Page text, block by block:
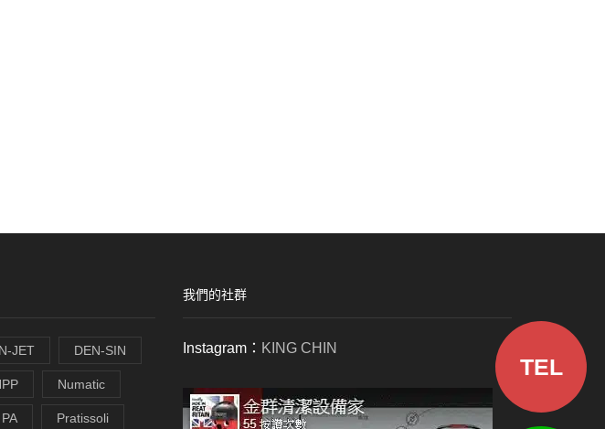
JET DEN-SIN
Numatic
PA Pratissoli
我們的社群
Instagram： KING CHIN
TEL